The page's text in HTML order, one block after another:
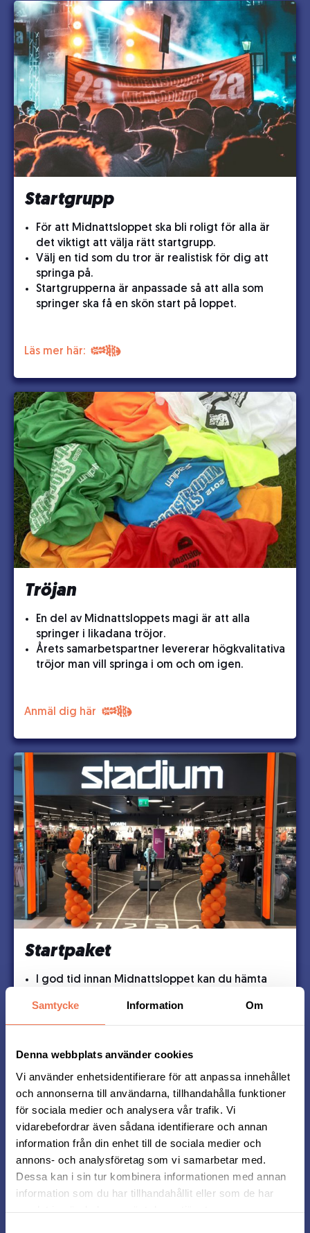
Samtycke Information Om
Denna webbplats använder cookies
Vi använder enhetsidentifierare för att anpassa innehållet
och annonserna till användarna, tillhandahålla funktioner
för sociala medier och analysera vår trafik. Vi
vidarebefordrar även sådana identifierare och annan
information från din enhet till de sociala medier och
annons- och analysföretag som vi samarbetar med.
Dessa kan i sin tur kombinera informationen med annan
information som du har tillhandahållit eller som de har
samlat in när du har använt deras tjänster.
Startgrupp
För att Midnattsloppet ska bli roligt för alla är
det viktigt att välja rätt startgrupp.
Välj en tid som du tror är realistisk för dig att
springa på.
Startgrupperna är anpassade så att alla som
springer ska få en skön start på loppet.
Läs mer här:
Tröjan
En del av Midnattsloppets magi är att alla
springer i likadana tröjor.
Årets samarbetspartner levererar högkvalitativa
tröjor man vill springa i om och om igen.
Anmäl dig här
Startpaket
I god tid innan Midnattsloppet kan du hämta
anmälan.
I startpaketet ingår din tröja, ett chip att fästa
Om du vill ha tröjan hemskickad beställer du
det vid anmälan.
Startavgifter 2026